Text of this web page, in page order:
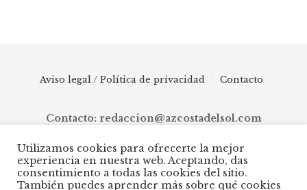
Aviso legal / Política de privacidad Contacto
Contacto: redaccion@azcostadelsol.com
© 2025 AZ Costa del Sol - Diario digital de Málaga capital hasta
Manilva, pasando por Torremolinos, Benalmádena, Fuengirola,
Utilizamos cookies para ofrecerte la mejor
experiencia en nuestra web. Aceptando, das
consentimiento a todas las cookies del sitio.
También puedes aprender más sobre qué cookies